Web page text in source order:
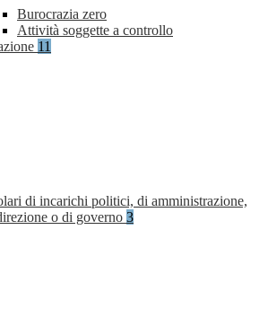
Burocrazia zero
Attività soggette a controllo
11
di incarichi politici, di amministrazione,
o di governo 3